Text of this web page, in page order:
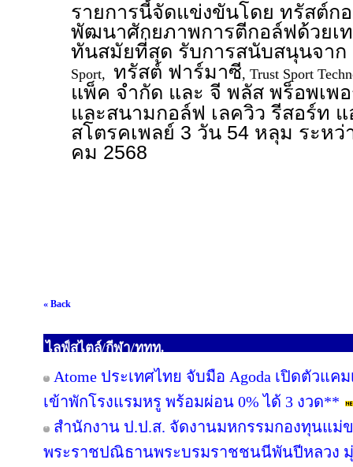
รายการนี้จัดแข่งขันโดย ทรัสต์ก
พัฒนาศักยภาพการตีกอล์ฟด้วยเ
ทันสมัยที่สุด รับการสนับสนุนจาก
Sport, ทรัสต์ ฟาร์มาซี, Trust Sport
แพ็ค จำกัด และ จี พลัส พร็อพเพ
และสนามกอล์ฟ เลควิว รีสอร์ท
สโตรคเพลย์ 3 วัน 54 หลุม ระหว่
คม 2568
« Back
ไลฟ์สไตล์/กีฬา/ททท.
Atome ประเทศไทย จับมือ Agoda เปิดตัวแ
เข้าพักโรงแรมหรู พร้อมผ่อน 0% ได้ 3 งวด**
สำนักงาน ป.ป.ส. จัดงานมหกรรมกองทุนแม่
พระราชปณิธานพระบรมราชชนนีพันปีหลวง